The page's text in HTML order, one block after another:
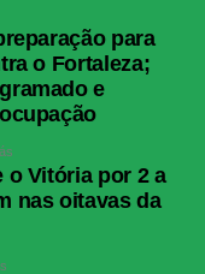
para
o Fortaleza;
e
o Vitória por 2 a
nas oitavas da